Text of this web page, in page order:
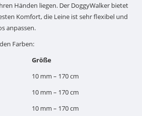
Händen liegen. Der DoggyWalker bietet
Komfort, die Leine ist sehr flexibel und
anpassen.
Farben:
Größe
10 mm – 170 cm
10 mm – 170 cm
10 mm – 170 cm